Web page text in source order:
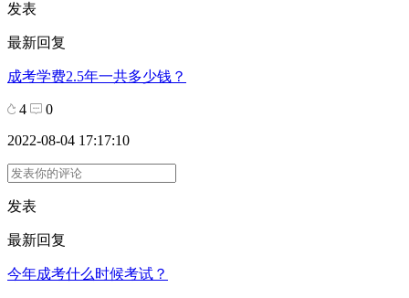
发表
最新回复
成考学费2.5年一共多少钱？
4
0
2022-08-04 17:17:10
发表
最新回复
今年成考什么时候考试？